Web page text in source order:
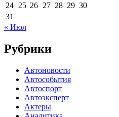
24 25 26 27 28 29 30
31
« Июл
Рубрики
Автоновости
Автособытия
Автоспорт
Автоэксперт
Актеры